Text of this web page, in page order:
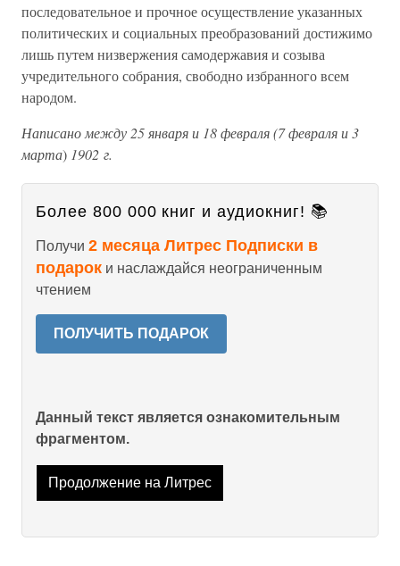
последовательное и прочное осуществление указанных
политических и социальных преобразований достижимо
лишь путем низвержения самодержавия и созыва
учредительного собрания, свободно избранного всем
народом.
Написано между 25 января и 18 февраля (7 февраля и 3
марта) 1902 г.
Более 800 000 книг и аудиокниг! 📚
Получи 2 месяца Литрес Подписки в
подарок и наслаждайся неограниченным
чтением
ПОЛУЧИТЬ ПОДАРОК
Данный текст является ознакомительным
фрагментом.
Продолжение на Литрес